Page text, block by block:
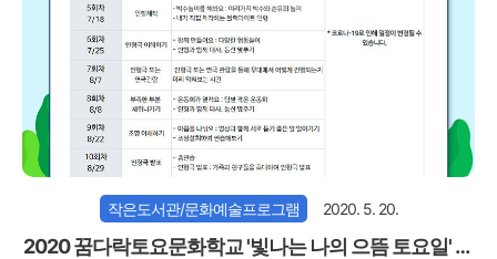
작은도서관/문화예술프로그램 2020. 5. 20.
2020 꿈다락토요문화학교 '빛나는 나의 으뜸 토요일' 참